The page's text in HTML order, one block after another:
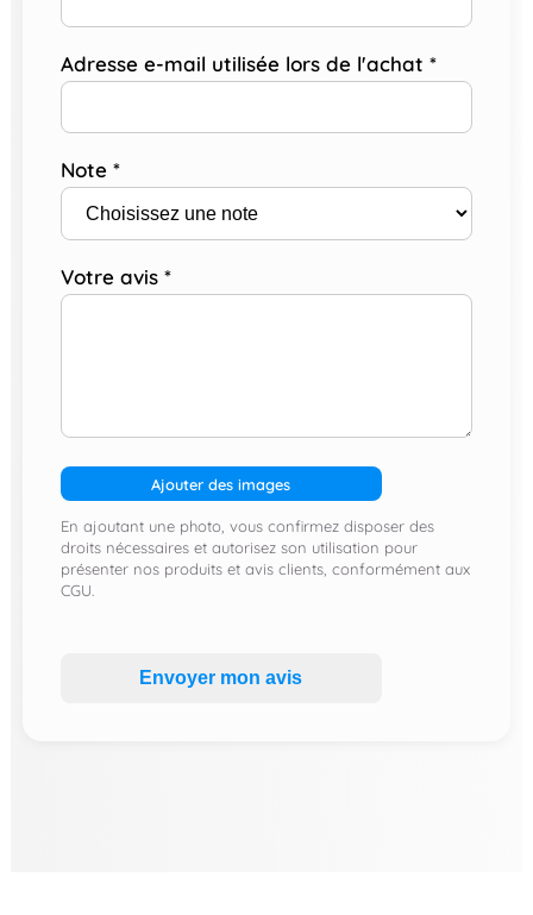
Adresse e-mail utilisée lors de l'achat *
Note *
Votre avis *
Ajouter des images
En ajoutant une photo, vous confirmez disposer des
droits nécessaires et autorisez son utilisation pour
présenter nos produits et avis clients, conformément aux
CGU.
Envoyer mon avis